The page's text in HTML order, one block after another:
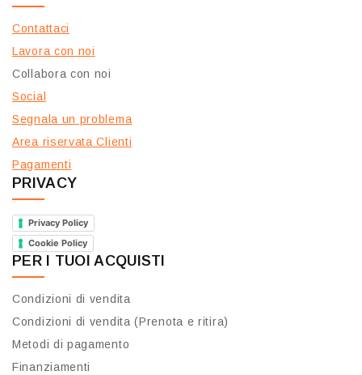
Contattaci
Lavora con noi
Collabora con noi
Social
Segnala un problema
Area riservata Clienti
Pagamenti
PRIVACY
Privacy Policy
Cookie Policy
PER I TUOI ACQUISTI
Condizioni di vendita
Condizioni di vendita (Prenota e ritira)
Metodi di pagamento
Finanziamenti